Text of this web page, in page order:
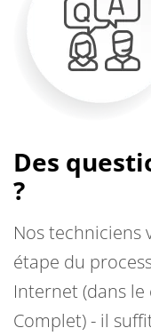
Des
?
Nos techniciens
étape du
Internet (dans
Complet) - il